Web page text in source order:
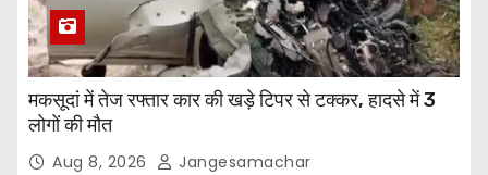
मकसूदां में तेज रफ्तार कार की खड़े टिपर से टक्कर, हादसे में 3
लोगों की मौत
Aug 8, 2026 Jangesamachar